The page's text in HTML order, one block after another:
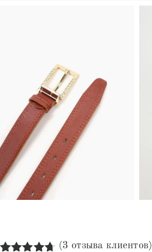
(3 отзыва клиентов)